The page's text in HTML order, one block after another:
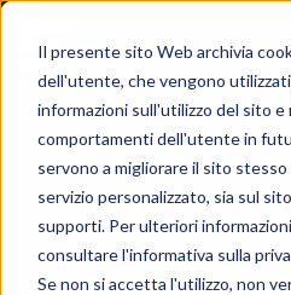
Il presente sito Web archivia
dell'utente, che vengono
informazioni sull'utilizzo del sito e
comportamenti dell'utente in
servono a migliorare il sito
servizio personalizzato, sia sul
supporti. Per ulteriori
consultare l'informativa sulla
Se non si accetta l'utilizzo, non